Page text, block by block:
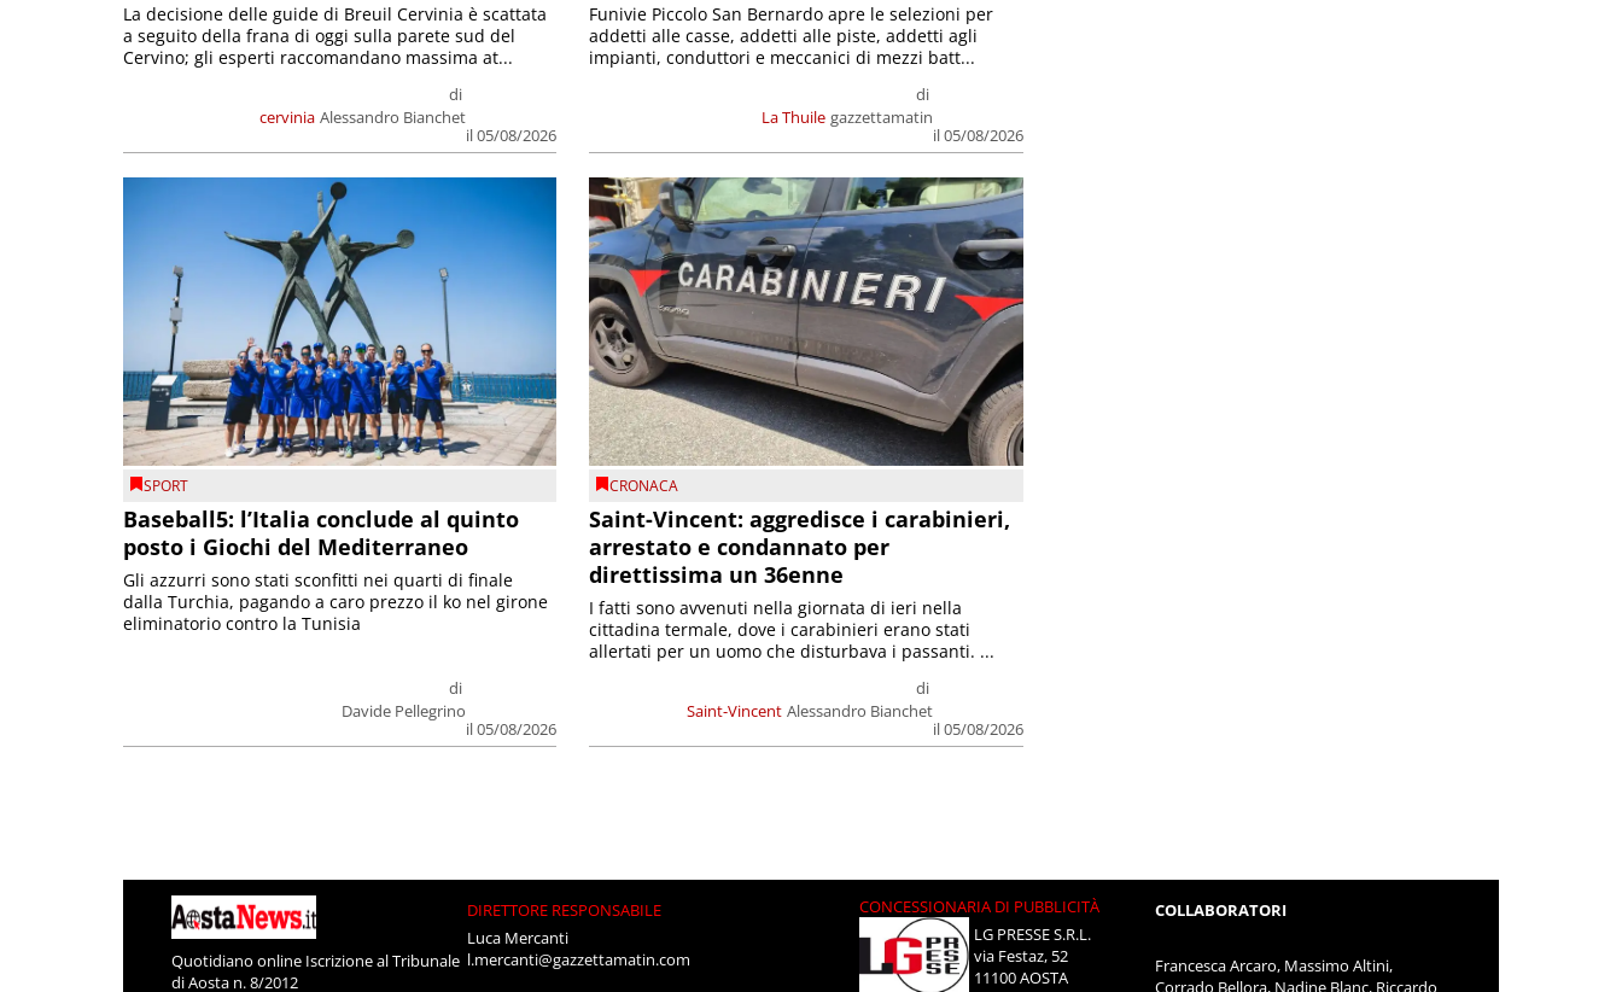
cervinia
di
Alessandro Bianchet
il 05/08/2026
La decisione delle guide di Breuil Cervinia è scattata
a seguito della frana di oggi sulla parete sud del
Cervino; gli esperti raccomandano massima at...
La Thuile
di
gazzettamatin
il 05/08/2026
Funivie Piccolo San Bernardo apre le selezioni per
addetti alle casse, addetti alle piste, addetti agli
impianti, conduttori e meccanici di mezzi batt...
SPORT
Baseball5: l’Italia conclude al quinto
posto i Giochi del Mediterraneo
di
Davide Pellegrino
il 05/08/2026
Gli azzurri sono stati sconfitti nei quarti di finale
dalla Turchia, pagando a caro prezzo il ko nel girone
eliminatorio contro la Tunisia
CRONACA
Saint-Vincent: aggredisce i carabinieri,
arrestato e condannato per
direttissima un 36enne
Saint-Vincent
di
Alessandro Bianchet
il 05/08/2026
I fatti sono avvenuti nella giornata di ieri nella
cittadina termale, dove i carabinieri erano stati
allertati per un uomo che disturbava i passanti. ...
Quotidiano online Iscrizione al Tribunale
di Aosta n. 8/2012
DIRETTORE RESPONSABILE
Luca Mercanti
l.mercanti@gazzettamatin.com
CONCESSIONARIA DI PUBBLICITÀ
LG PRESSE S.R.L.
via Festaz, 52
11100 AOSTA
COLLABORATORI
Francesca Arcaro, Massimo Altini,
Corrado Bellora, Nadine Blanc, Riccardo